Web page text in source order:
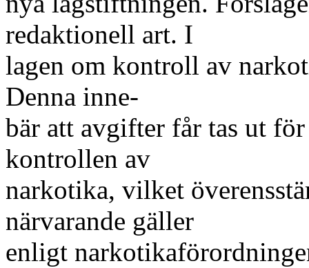
redaktionell art. I
lagen om kontroll av
Denna inne-
bär att avgifter får tas ut
kontrollen av
narkotika, vilket
närvarande gäller
enligt